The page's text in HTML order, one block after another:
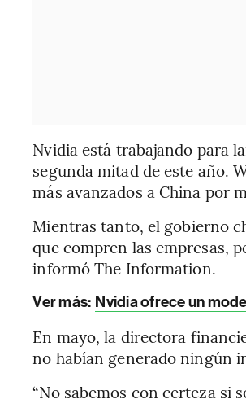
Nvidia está trabajando para
segunda mitad de este año.
más avanzados a China por
Mientras tanto, el gobierno
que compren las empresas,
informó The Information.
Ver más: Nvidia ofrece un
En mayo, la directora
no habían generado ningún
“No sabemos con certeza si